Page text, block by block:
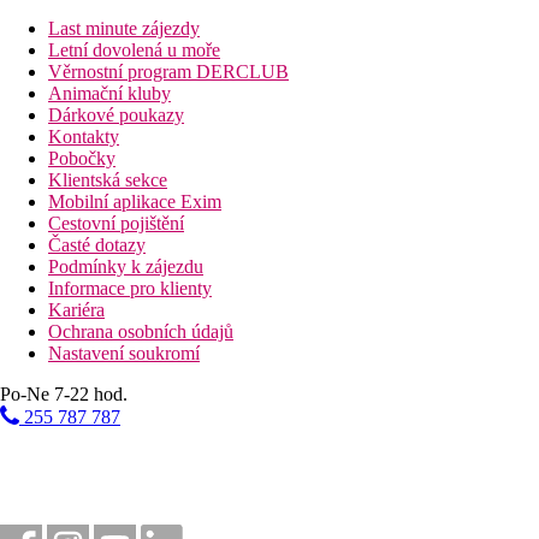
Pláž
Lehátka na pláži za poplatek
Slunečníky na pláži za poplatek
Plážová dovolená
Bazény
Lehátka a slunečníky u bazénu zdarma
Fotogalerie
Last minute zájezdy
Letní dovolená u moře
Věrnostní program DERCLUB
Animační kluby
Dárkové poukazy
Kontakty
Pobočky
Klientská sekce
Mobilní aplikace Exim
Cestovní pojištění
Časté dotazy
Podmínky k zájezdu
Informace pro klienty
Kariéra
Ochrana osobních údajů
Nastavení soukromí
Po-Ne 7-22 hod.
255 787 787